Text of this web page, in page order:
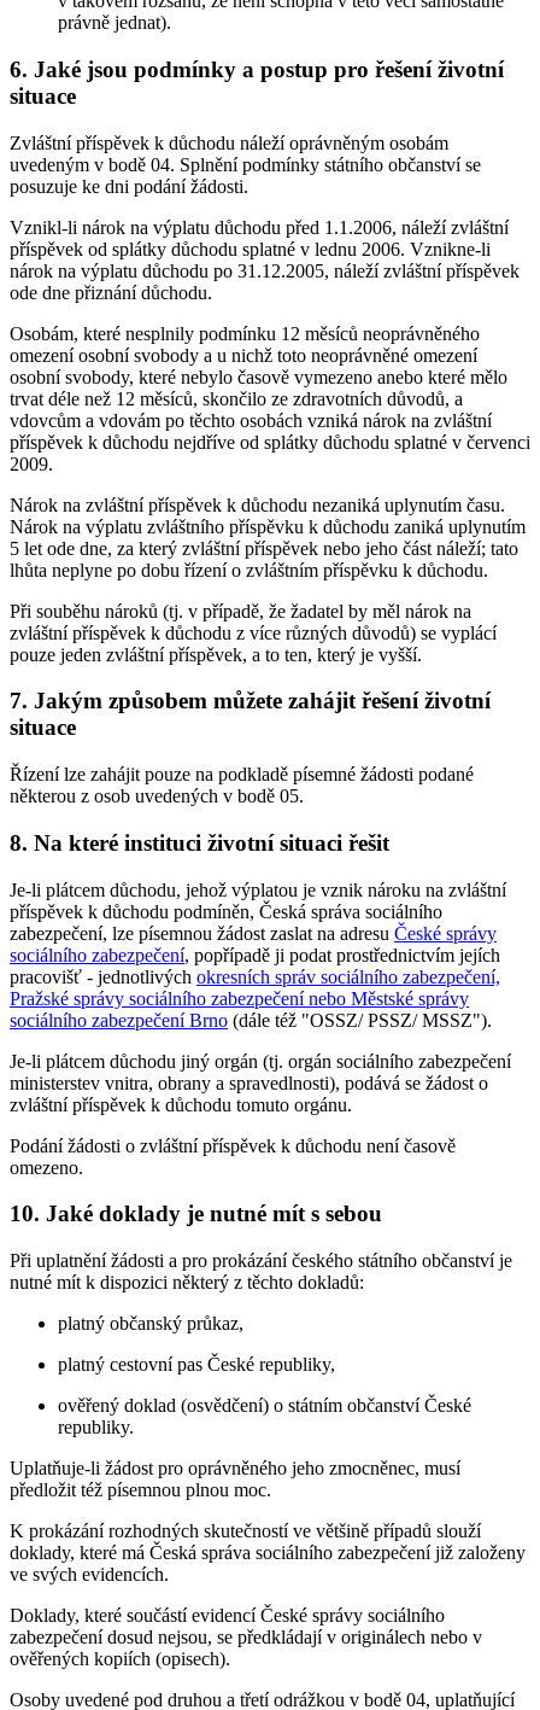
právně jednat).
6. Jaké jsou podmínky a postup pro řešení životní
situace
Zvláštní příspěvek k důchodu náleží oprávněným osobám
uvedeným v bodě 04. Splnění podmínky státního občanství se
posuzuje ke dni podání žádosti.
Vznikl-li nárok na výplatu důchodu před 1.1.2006, náleží zvláštní
příspěvek od splátky důchodu splatné v lednu 2006. Vznikne-li
nárok na výplatu důchodu po 31.12.2005, náleží zvláštní příspěvek
ode dne přiznání důchodu.
Osobám, které nesplnily podmínku 12 měsíců neoprávněného
omezení osobní svobody a u nichž toto neoprávněné omezení
osobní svobody, které nebylo časově vymezeno anebo které mělo
trvat déle než 12 měsíců, skončilo ze zdravotních důvodů, a
vdovcům a vdovám po těchto osobách vzniká nárok na zvláštní
příspěvek k důchodu nejdříve od splátky důchodu splatné v červenci
2009.
Nárok na zvláštní příspěvek k důchodu nezaniká uplynutím času.
Nárok na výplatu zvláštního příspěvku k důchodu zaniká uplynutím
5 let ode dne, za který zvláštní příspěvek nebo jeho část náleží; tato
lhůta neplyne po dobu řízení o zvláštním příspěvku k důchodu.
Při souběhu nároků (tj. v případě, že žadatel by měl nárok na
zvláštní příspěvek k důchodu z více různých důvodů) se vyplácí
pouze jeden zvláštní příspěvek, a to ten, který je vyšší.
7. Jakým způsobem můžete zahájit řešení životní
situace
Řízení lze zahájit pouze na podkladě písemné žádosti podané
některou z osob uvedených v bodě 05.
8. Na které instituci životní situaci řešit
Je-li plátcem důchodu, jehož výplatou je vznik nároku na zvláštní
příspěvek k důchodu podmíněn, Česká správa sociálního
zabezpečení, lze písemnou žádost zaslat na adresu České správy
sociálního zabezpečení, popřípadě ji podat prostřednictvím jejích
pracovišť - jednotlivých okresních správ sociálního zabezpečení,
Pražské správy sociálního zabezpečení nebo Městské správy
sociálního zabezpečení Brno (dále též "OSSZ/ PSSZ/ MSSZ").
Je-li plátcem důchodu jiný orgán (tj. orgán sociálního zabezpečení
ministerstev vnitra, obrany a spravedlnosti), podává se žádost o
zvláštní příspěvek k důchodu tomuto orgánu.
Podání žádosti o zvláštní příspěvek k důchodu není časově
omezeno.
10. Jaké doklady je nutné mít s sebou
Při uplatnění žádosti a pro prokázání českého státního občanství je
nutné mít k dispozici některý z těchto dokladů:
platný občanský průkaz,
platný cestovní pas České republiky,
ověřený doklad (osvědčení) o státním občanství České
republiky.
Uplatňuje-li žádost pro oprávněného jeho zmocněnec, musí
předložit též písemnou plnou moc.
K prokázání rozhodných skutečností ve většině případů slouží
doklady, které má Česká správa sociálního zabezpečení již založeny
ve svých evidencích.
Doklady, které součástí evidencí České správy sociálního
zabezpečení dosud nejsou, se předkládají v originálech nebo v
ověřených kopiích (opisech).
Osoby uvedené pod druhou a třetí odrážkou v bodě 04, uplatňující